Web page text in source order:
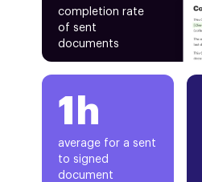
completion rate
of sent
documents
1h
average for a sent
to signed
document